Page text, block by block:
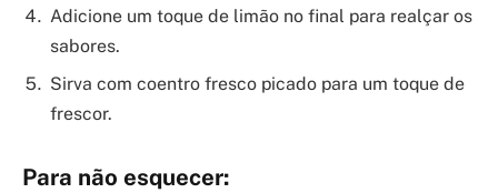
Adicione um toque de limão no final para realçar os
sabores.
Sirva com coentro fresco picado para um toque de
frescor.
Para não esquecer: